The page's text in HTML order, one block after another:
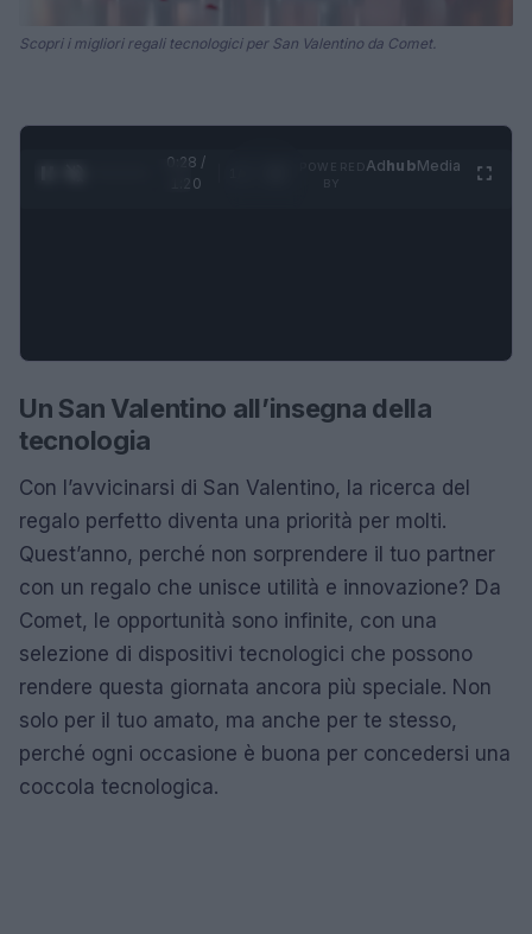
Scopri i migliori regali tecnologici per San Valentino da Comet.
0:28 /
1:20
AdhubMedia
Un San Valentino all’insegna della
tecnologia
Con l’avvicinarsi di San Valentino, la ricerca del
regalo perfetto diventa una priorità per molti.
Quest’anno, perché non sorprendere il tuo partner
con un regalo che unisce utilità e innovazione? Da
Comet, le opportunità sono infinite, con una
selezione di dispositivi tecnologici che possono
rendere questa giornata ancora più speciale. Non
solo per il tuo amato, ma anche per te stesso,
perché ogni occasione è buona per concedersi una
coccola tecnologica.